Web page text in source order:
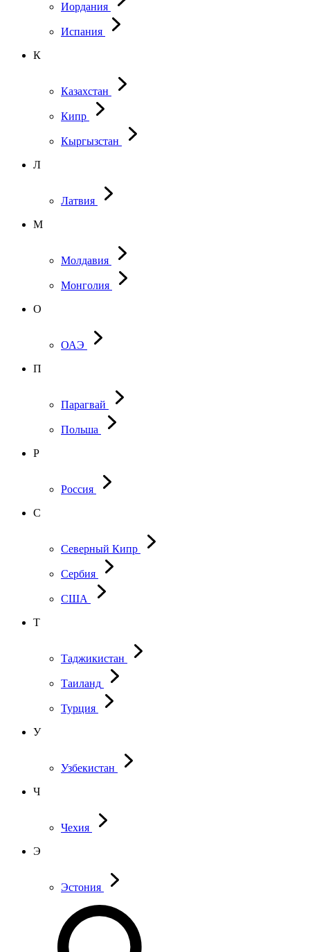
Иордания
Испания
К
Казахстан
Кипр
Кыргызстан
Л
Латвия
М
Молдавия
Монголия
О
ОАЭ
П
Парагвай
Польша
Р
Россия
С
Северный Кипр
Сербия
США
Т
Таджикистан
Таиланд
Турция
У
Узбекистан
Ч
Чехия
Э
Эстония